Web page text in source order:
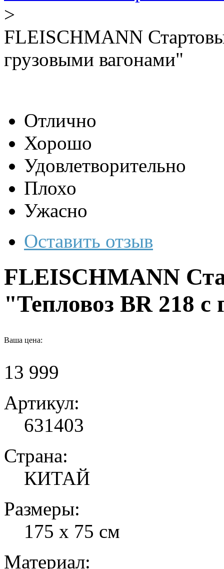
>
FLEISCHMANN
грузовыми вагонами"
Отлично
Хорошо
Удовлетворительно
Плохо
Ужасно
Оставить отзыв
FLEISCHMANN
"Тепловоз BR 218
Ваша цена:
13 999
Артикул:
631403
Страна:
КИТАЙ
Размеры:
175 x 75 см
Материал: